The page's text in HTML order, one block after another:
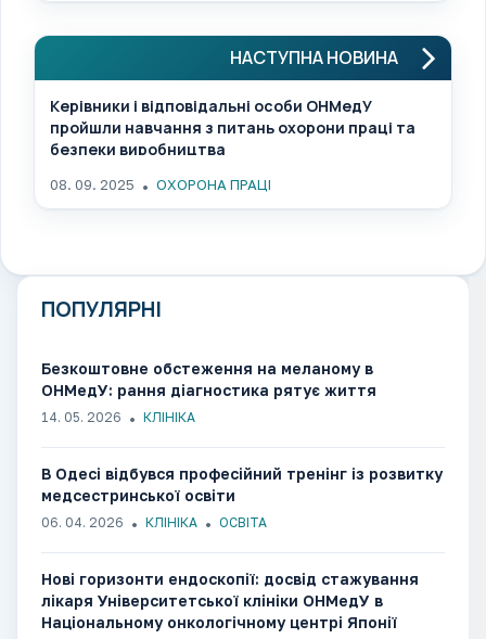
НАСТУПНА НОВИНА
Керівники і відповідальні особи ОНМедУ
пройшли навчання з питань охорони праці та
безпеки виробництва
08. 09. 2025 ОХОРОНА ПРАЦІ
ПОПУЛЯРНІ
Безкоштовне обстеження на меланому в
ОНМедУ: рання діагностика рятує життя​​​​​​​​​​​​​​​​
14. 05. 2026 КЛІНІКА
В Одесі відбувся професійний тренінг із розвитку
медсестринської освіти
06. 04. 2026 КЛІНІКА ОСВІТА
Нові горизонти ендоскопії: досвід стажування
лікаря Університетської клініки ОНМедУ в
Національному онкологічному центрі Японії